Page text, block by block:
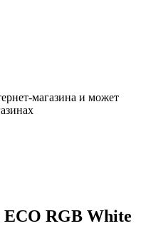
магазина и может
RGB White